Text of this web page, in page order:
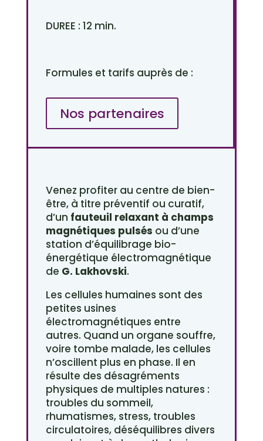
DUREE : 12 min.
Formules et tarifs auprès de :
Nos partenaires
Venez profiter au centre de bien-
être, à titre préventif ou curatif,
d’un fauteuil relaxant à champs
magnétiques pulsés ou d’une
station d’équilibrage bio-
énergétique électromagnétique
de G. Lakhovski.
Les cellules humaines sont des
petites usines
électromagnétiques entre
autres. Quand un organe souffre,
voire tombe malade, les cellules
n’oscillent plus en phase. Il en
résulte des désagréments
physiques de multiples natures :
troubles du sommeil,
rhumatismes, stress, troubles
circulatoires, déséquilibres divers